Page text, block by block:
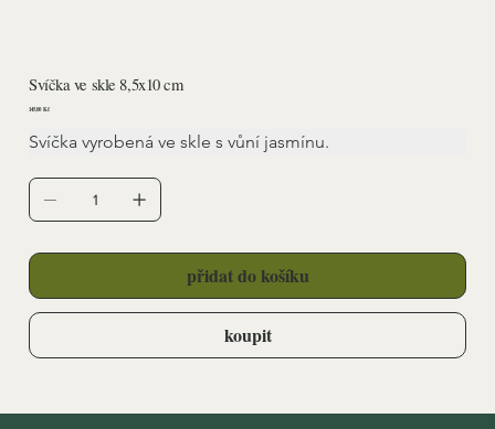
Svíčka ve skle 8,5x10 cm
Cena
145,00 Kč
Svíčka vyrobená ve skle s vůní jasmínu.
přidat do košíku
koupit